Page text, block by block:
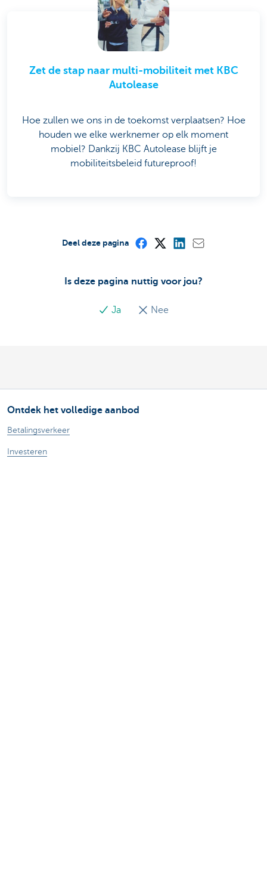
Zet de stap naar multi-mobiliteit met KBC
Autolease
Hoe zullen we ons in de toekomst verplaatsen? Hoe
houden we elke werknemer op elk moment
mobiel? Dankzij KBC Autolease blijft je
mobiliteitsbeleid futureproof!
Is deze pagina nuttig voor jou?
Ja Nee
Deel deze pagina
Ontdek het volledige aanbod
Betalingsverkeer
Investeren